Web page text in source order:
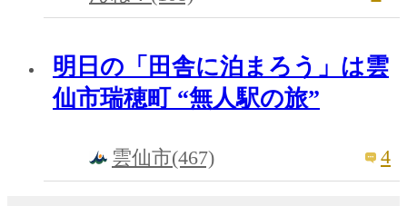
明日の「田舎に泊まろう」は雲
仙市瑞穂町 “無人駅の旅”
雲仙市(467) 4